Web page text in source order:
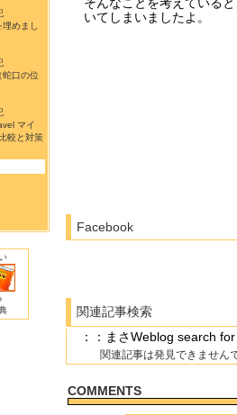
めまし
蛇口の位
マイ
較と対策
いてしまいましたよ。
Facebook
関連記事検索
：：まさWeblog search
関連記事は発見できません
COMMENTS